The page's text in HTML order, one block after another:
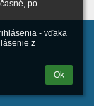
po
- vďaka
z
Ok